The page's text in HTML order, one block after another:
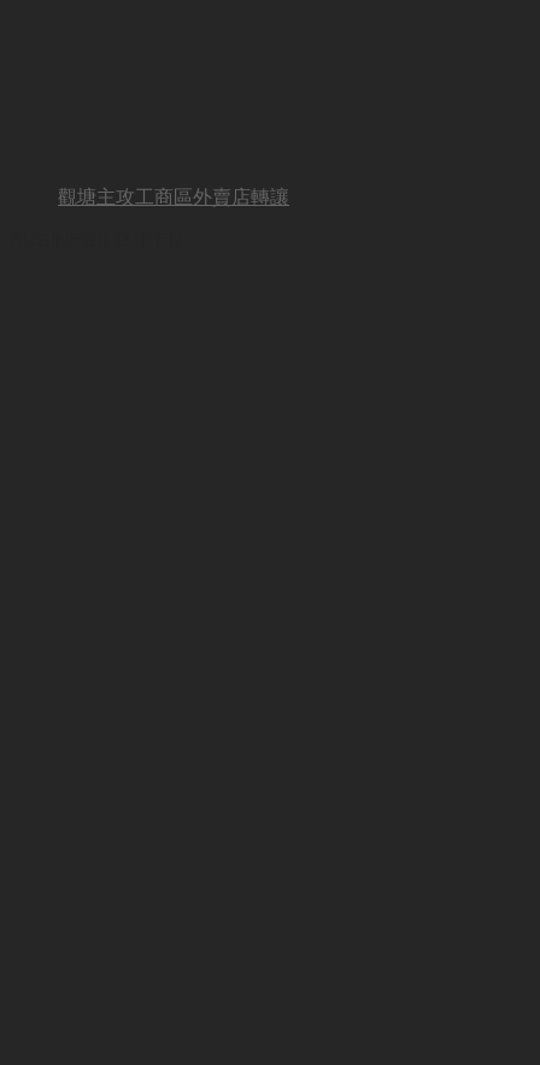
觀塘主攻工商區外賣店轉讓